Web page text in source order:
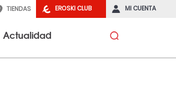
EROSKI CLUB MI CUENTA
TIENDAS
Actualidad